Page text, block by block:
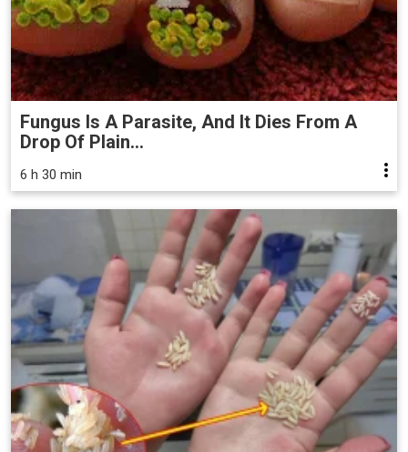
Fungus Is A Parasite, And It Dies From A
Drop Of Plain...
6 h 30 min